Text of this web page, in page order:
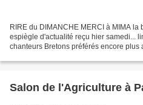
RIRE du DIMANCHE MERCI à MIMA
espiègle d'actualité reçu hier samedi...
chanteurs Bretons préférés encore plus
Salon de l'Agriculture à